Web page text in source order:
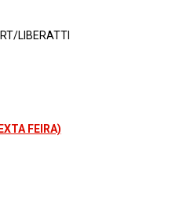
LIBERATTI
FEIRA)